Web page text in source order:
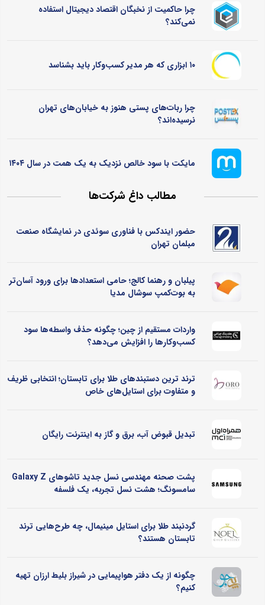
چرا حاکمیت از نخبگان اقتصاد دیجیتال استفاده
نمی‌کند؟
۱۰ ابزاری که هر مدیر کسب‌وکار باید بشناسد
چرا ربات‌های پستی هنوز به خیابان‌های تهران
نرسیده‌اند؟
مایکت با سود خالص نزدیک به یک همت در سال ۱۴۰۴
مطالب داغ شرکت‌ها
حضور ایندکس با فناوری سوئدی در نمایشگاه صنعت
مبلمان تهران
پیلبان و رهنما کالج؛ حامی استعدادها برای ورود آسان‌تر
به بوت‌کمپ سوشال مدیا
واردات مستقیم از چین؛ چگونه حذف واسطه‌ها سود
کسب‌وکارها را افزایش می‌دهد؟
ترند ترین دستبندهای طلا برای تابستان؛ انتخابی ظریف
و متفاوت برای استایل‌های خاص
تبدیل قبوض آب، برق و گاز به اینترنت رایگان
پشت صحنه مهندسی نسل جدید تاشوهای Galaxy Z
سامسونگ؛ هشت نسل تجربه، یک فلسفه
گردنبند طلا برای استایل مینیمال، چه طرح‌هایی ترند
تابستان هستند؟
چگونه از یک دفتر هواپیمایی در شیراز بلیط ارزان تهیه
کنیم؟